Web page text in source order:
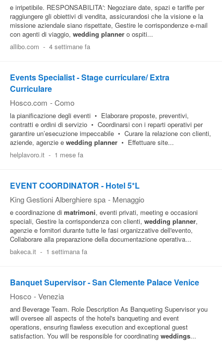
e irripetibile. RESPONSABILITA': Negoziare date, spazi e tariffe per
raggiungere gli obiettivi di vendita, assicurandosi che la visione e la
missione aziendale siano rispettate, Gestire le corrispondenze e-mail
con agenti di viaggio, wedding planner o ospiti...
allibo.com - 4 settimane fa
Events Specialist - Stage curriculare/ Extra
Curriculare
Hosco.com - Como
la pianificazione degli eventi • Elaborare proposte, preventivi,
contratti e ordini di servizio • Coordinarsi con i reparti operativi per
garantire un’esecuzione impeccabile • Curare la relazione con clienti,
aziende, agenzie e wedding planner • Effettuare site...
helplavoro.it - 1 mese fa
EVENT COORDINATOR - Hotel 5*L
King Gestioni Alberghiere spa - Menaggio
e coordinazione di matrimoni, eventi privati, meeting e occasioni
speciali, Gestire la corrispondenza con clienti, wedding planner,
agenzie e fornitori durante tutte le fasi organizzative dell'evento,
Collaborare alla preparazione della documentazione operativa...
bakeca.it - 1 settimana fa
Banquet Supervisor - San Clemente Palace Venice
Hosco - Venezia
and Beverage Team. Role Description As Banqueting Supervisor you
will oversee all aspects of the hotel's banqueting and event
operations, ensuring flawless execution and exceptional guest
satisfaction. You will be responsible for coordinating weddings...